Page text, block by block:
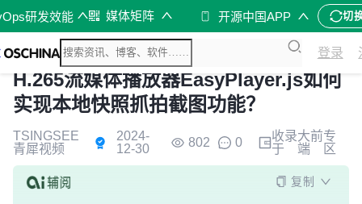
研发效能 媒体矩阵 开源中国APP 切
登录
H.265流媒体播放器EasyPlayer.js如何
实现本地快照抓拍截图功能？
TSINGSEE
青犀视频
2024-
12-30
802 0
收录
于
大前
端
专
区
复制